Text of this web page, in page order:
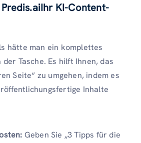
KI-Content-
hätte man ein komplettes
Tasche. Es hilft Ihnen, das
Seite“ zu umgehen, indem es
Inhalte
Geben Sie „3 Tipps für die